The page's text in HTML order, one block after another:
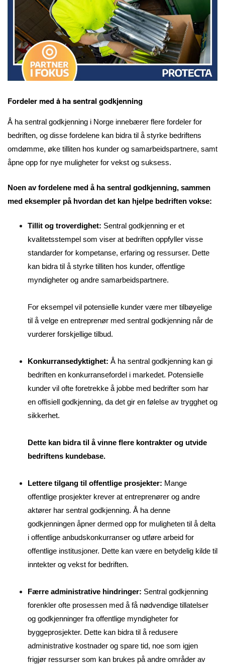
Fordeler med å ha sentral godkjenning
Å ha sentral godkjenning i Norge innebærer flere fordeler for
bedriften, og disse fordelene kan bidra til å styrke bedriftens
omdømme, øke tilliten hos kunder og samarbeidspartnere, samt
åpne opp for nye muligheter for vekst og suksess.
Noen av fordelene med å ha sentral godkjenning, sammen
med eksempler på hvordan det kan hjelpe bedriften vokse:
Tillit og troverdighet: Sentral godkjenning er et
kvalitetsstempel som viser at bedriften oppfyller visse
standarder for kompetanse, erfaring og ressurser. Dette
kan bidra til å styrke tilliten hos kunder, offentlige
myndigheter og andre samarbeidspartnere.
For eksempel vil potensielle kunder være mer tilbøyelige
til å velge en entreprenør med sentral godkjenning når de
vurderer forskjellige tilbud.
Konkurransedyktighet: Å ha sentral godkjenning kan gi
bedriften en konkurransefordel i markedet. Potensielle
kunder vil ofte foretrekke å jobbe med bedrifter som har
en offisiell godkjenning, da det gir en følelse av trygghet og
sikkerhet.
Dette kan bidra til å vinne flere kontrakter og utvide
bedriftens kundebase.
Lettere tilgang til offentlige prosjekter: Mange
offentlige prosjekter krever at entreprenører og andre
aktører har sentral godkjenning. Å ha denne
godkjenningen åpner dermed opp for muligheten til å delta
i offentlige anbudskonkurranser og utføre arbeid for
offentlige institusjoner. Dette kan være en betydelig kilde til
inntekter og vekst for bedriften.
Færre administrative hindringer: Sentral godkjenning
forenkler ofte prosessen med å få nødvendige tillatelser
og godkjenninger fra offentlige myndigheter for
byggeprosjekter. Dette kan bidra til å redusere
administrative kostnader og spare tid, noe som igjen
frigjør ressurser som kan brukes på andre områder av